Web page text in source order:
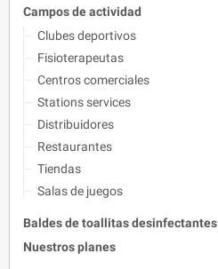
Campos de actividad
Clubes deportivos
Fisioterapeutas
Centros comerciales
Stations services
Distribuidores
Restaurantes
Tiendas
Salas de juegos
Baldes de toallitas desinfectantes
Nuestros planes